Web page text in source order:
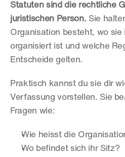
Statuten sind die rechtliche
juristischen Person. Sie
Organisation besteht, wo sie
organisiert ist und welche
Entscheide gelten.
Praktisch kannst du sie dir
Verfassung vorstellen. Sie
Fragen wie:
Wie heisst die
Wo befindet sich ihr Sitz?